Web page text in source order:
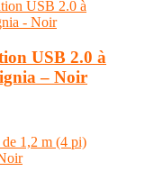
USB 2.0 à
– Noir